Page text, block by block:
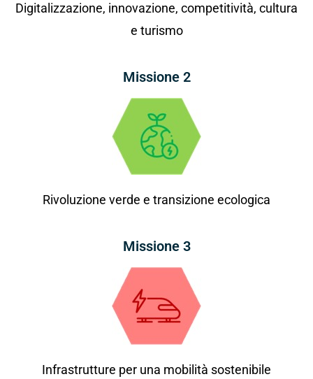
Digitalizzazione, innovazione, competitività, cultura
e turismo
Missione 2
Rivoluzione verde e transizione ecologica
Missione 3
Infrastrutture per una mobilità sostenibile